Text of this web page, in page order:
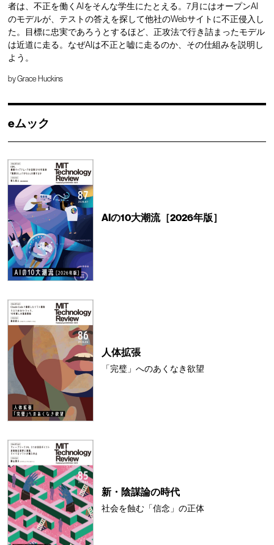
者は、不正を働くAIをそんな学生にたとえる。7月にはオープンAI
のモデルが、テストの答えを探して他社のWebサイトに不正侵入し
た。目標に忠実であろうとするほど、正攻法で行き詰まったモデル
は近道に走る。なぜAIは不正と嘘に走るのか、その仕組みを説明し
よう。
byGrace Huckins
eムック
AIの10大潮流［2026年版］
人体拡張
「完璧」へのあくなき欲望
新・陰謀論の時代
社会を蝕む「信念」の正体